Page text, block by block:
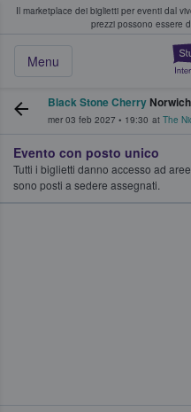
Il marketplace dei biglietti per eventi dal
prezzi possono essere
Menu
fan comprano e
Black Stone Cherry
mer 03 feb 2027 • 19:30 at The
Evento con posto unico
Tutti i biglietti danno accesso ad
sono posti a sedere assegnati.